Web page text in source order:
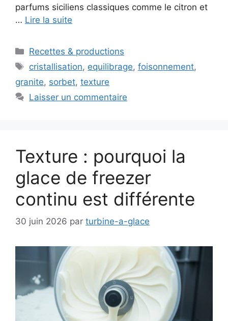
parfums siciliens classiques comme le citron et
… Lire la suite
Catégories
Recettes & productions
Étiquettes
cristallisation, equilibrage,foisonnement,
granite, sorbet, texture
Laisser un commentaire
Texture : pourquoi la
glace de freezer
continu est différente
30 juin 2026 par turbine-a-glace